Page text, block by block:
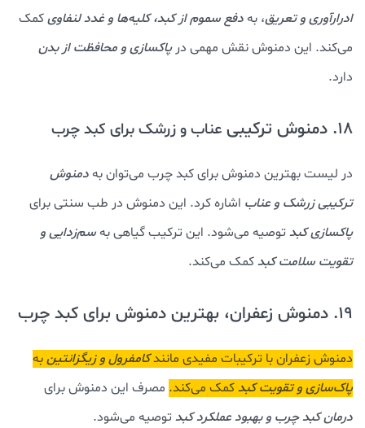
ادرارآوری و تعریق، بهدفع سموم از کبد، کلیه‌ها و غدد لنفاویکمک
می‌کند. این دمنوش نقش مهمی درپاکسازی و محافظت از بدن
دارد.
18. دمنوش ترکیبی عناب و زرشک برای کبد چرب
در لیست بهترین دمنوش برای کبد چرب می‌توان بهدمنوش
ترکیبی زرشک و عناب اشاره کرد. این دمنوش در طب سنتی برای
پاکسازی کبد توصیه می‌شود. این ترکیب گیاهی بهسم‌زدایی و
تقویت سلامت کبدکمک می‌کند.
19. دمنوش زعفران، بهترین دمنوش برای کبد چرب
دمنوش زعفران با ترکیبات مفیدی مانندکامفرول و زیگزانتینبه
پاک‌سازی و تقویت کبدکمک می‌کند. مصرف این دمنوش برای
درمان کبد چرب و بهبود عملکرد کبد توصیه می‌شود.